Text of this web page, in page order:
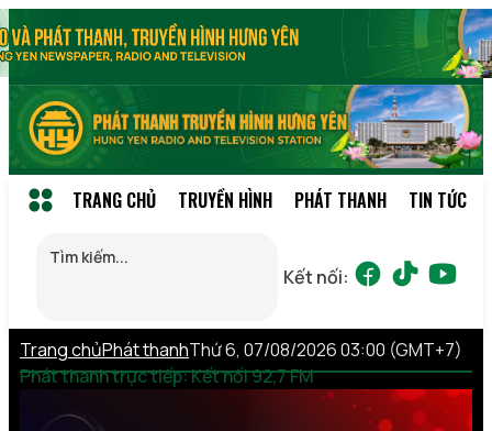
TRANG CHỦ TRUYỀN HÌNH PHÁT THANH TIN TỨC
Kết nối:
Trang chủPhát thanh
Phát thanh trực tiếp: Kết nối 92,7 FM
Thứ 6, 07/08/2026 03:00 (GMT+7)